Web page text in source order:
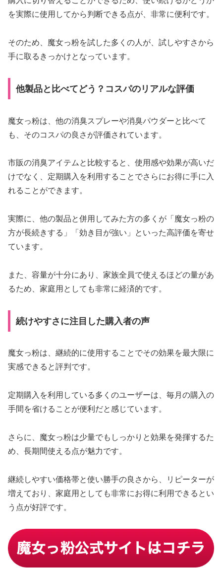
を実際に使用してから判断できる点が、非常に便利です。
そのため、魔女っ粉を試した多くの人が、試しやすさから
手に取るきっかけとなっています。
他製品と比べてどう？コスパのリアルな評価
魔女っ粉は、他の消臭スプレーや消臭パウダーと比べて
も、そのコスパの良さが評価されています。
市販の消臭アイテムと比較すると、使用感や効果が高いだ
けでなく、定期購入を利用することでさらにお得に手に入
れることができます。
実際に、他の製品と併用してみた方の多くが「魔女っ粉の
方が長続きする」「効き目が強い」といった高評価を寄せ
ています。
また、容量が十分にあり、家族全員で使えるほどの量があ
るため、家庭用としても非常に経済的です。
続けやすさに注目した購入者の声
魔女っ粉は、継続的に使用することでその効果を最大限に
実感できると評判です。
定期購入を利用している多くのユーザーは、毎月の購入の
手間を省けることが便利だと感じています。
さらに、魔女っ粉は少量でもしっかりと効果を発揮するた
め、長期間使える点が魅力です。
継続しやすい価格帯と使い勝手の良さから、リピーターが
増えており、家庭用としても非常にお得に利用できるとい
う点が好評です。